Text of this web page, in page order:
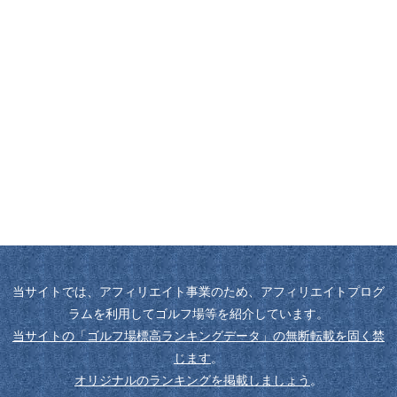
当サイトでは、アフィリエイト事業のため、アフィリエイトプログ
ラムを利用してゴルフ場等を紹介しています。
当サイトの「ゴルフ場標高ランキングデータ」の無断転載を固く禁
じます。
オリジナルのランキングを掲載しましょう。